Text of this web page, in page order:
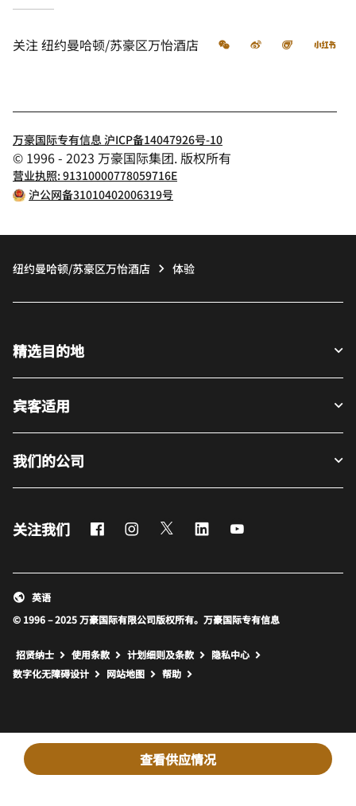
查看供应情况
关注 纽约曼哈顿/苏豪区万怡酒店 微信 微博 飞猪 小
万豪国际专有信息 沪ICP备14047926号-10
© 1996 - 2023 万豪国际集团. 版权所有
营业执照: 91310000778059716E
沪公网备31010402006319号
纽约曼哈顿/苏豪区万怡酒店 体验
精选目的地
宾客适用
我们的公司
关注我们 FacebookInstagram
Twitter LinkedIn
© 1996 – 2025 万豪国际有限公司版权所有。万豪国际专有信息
英语
招贤纳士 使用条款 计划细则及条款
隐私中心
数字化无障碍设计
网站地图 打开新窗口
帮助